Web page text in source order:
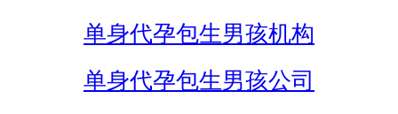
单身代孕包生男孩机构
单身代孕包生男孩公司